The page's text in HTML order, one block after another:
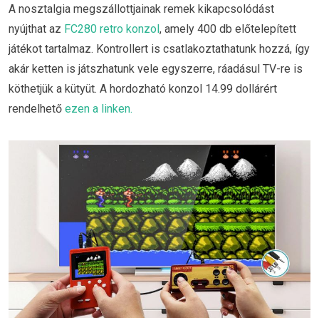
A nosztalgia megszállottjainak remek kikapcsolódást
nyújthat az FC280 retro konzol , amely 400 db előtelepített
játékot tartalmaz. Kontrollert is csatlakoztathatunk hozzá, így
akár ketten is játszhatunk vele egyszerre, ráadásul TV-re is
köthetjük a kütyüt. A hordozható konzol 14.99 dollárért
rendelhető ezen a linken.